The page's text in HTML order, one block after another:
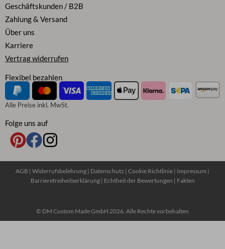
Geschäftskunden / B2B
Zahlung & Versand
Über uns
Karriere
Vertrag widerrufen
Flexibel bezahlen
Alle Preise inkl. MwSt.
Folge uns auf
© DM Custom Made GmbH 2026. Alle Rechte vorbehalten
AGB | Widerrufsbelehrung | Datenschutz | Cookie Richtlinie | Impressum |
Barrierefreiheitserklärung| Echtheit der Bewertungen | Fakten